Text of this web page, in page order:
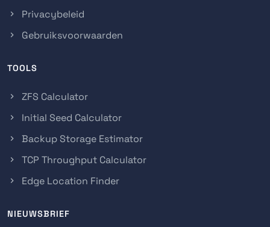
Privacybeleid
Gebruiksvoorwaarden
TOOLS
ZFS Calculator
Initial Seed Calculator
Backup Storage Estimator
TCP Throughput Calculator
Edge Location Finder
NIEUWSBRIEF